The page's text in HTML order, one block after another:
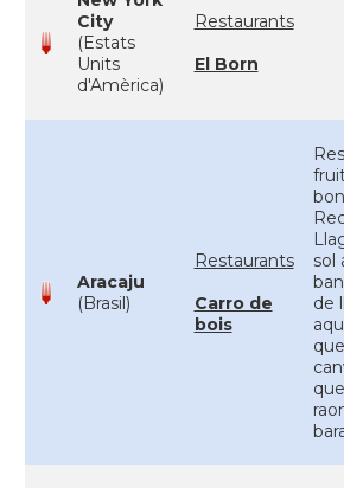
City
(Estats
Units
d'Amèrica)
Restaurants
El Born
Aracaju
(Brasil)
Restaurants
Carro de
bois
sol
de